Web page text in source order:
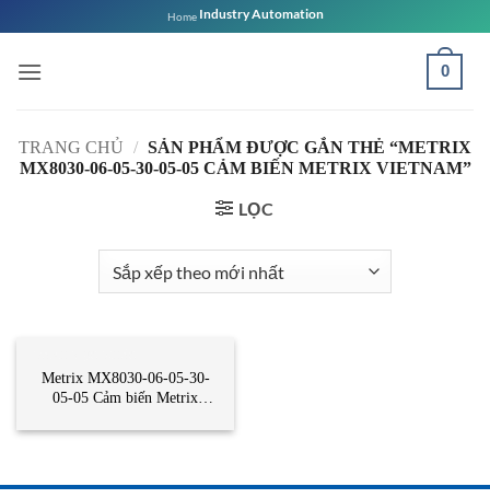
qua
nội
Home Industry Automation
0
TRANG CHỦ / SẢN PHẨM ĐƯỢC GẮN THẺ “METRIX
MX8030-06-05-30-05-05 CẢM BIẾN METRIX VIETNAM”
LỌC
Metrix MX8030-06-05-30-
05-05 Cảm biến Metrix